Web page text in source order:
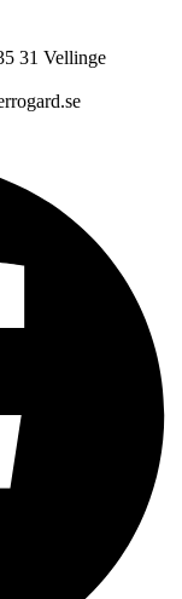
31 Vellinge